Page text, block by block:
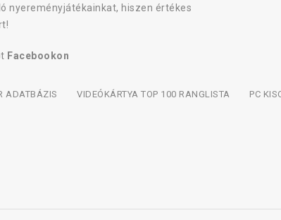
nyereményjátékainkat, hiszen értékes
Facebookon
ADATBÁZIS VIDEÓKÁRTYA TOP 100 RANGLISTA PC